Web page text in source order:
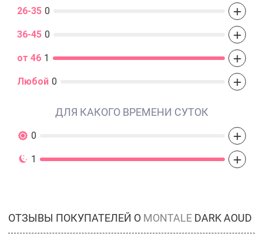
26-35 0 +
36-45 0 +
от 46 1 +
Любой 0 +
ДЛЯ КАКОГО ВРЕМЕНИ СУТОК
0 +
1 +
ОТЗЫВЫ ПОКУПАТЕЛЕЙ О MONTALE DARK AOUD